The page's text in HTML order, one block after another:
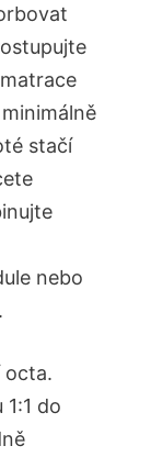
stačí
nebo
octa.
do